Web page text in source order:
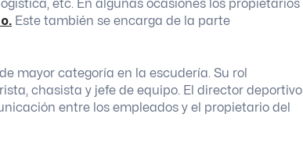
etc. En algunas ocasiones los propietarios
Este también se encarga de la parte
mayor categoría en la escudería. Su rol
chasista y jefe de equipo. El director deportivo
entre los empleados y el propietario del